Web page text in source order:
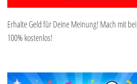
Erhalte Geld für Deine Meinung! Mach mit bei
100% kostenlos!